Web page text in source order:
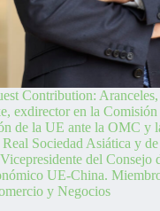
Contribution:
exdirector en la
de la UE ante la OMC y
Sociedad Asiática y
del Consejo
UE-China.
y Negocios